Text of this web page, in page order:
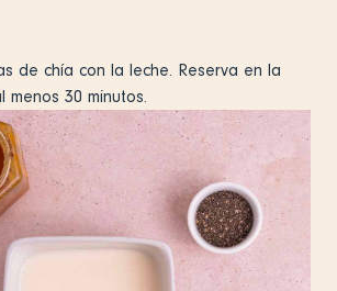
de chía con la leche. Reserva en la
30 minutos.